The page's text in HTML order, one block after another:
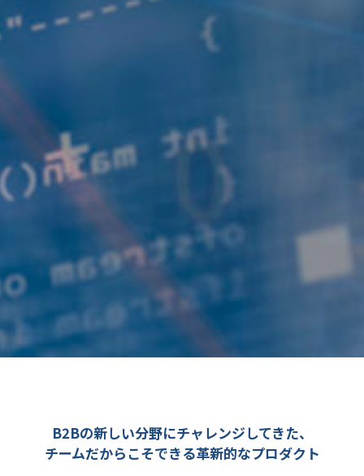
B2Bの新しい分野にチャレンジしてきた、
チームだからこそできる革新的なプロダクト